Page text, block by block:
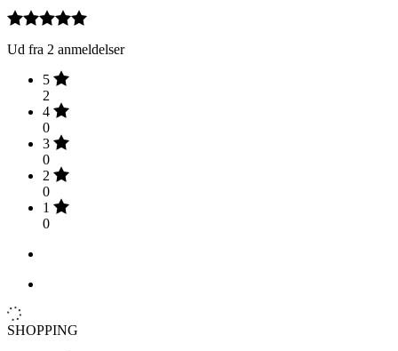
Ud fra 2 anmeldelser
5
2
4
0
3
0
2
0
1
0
SHOPPING